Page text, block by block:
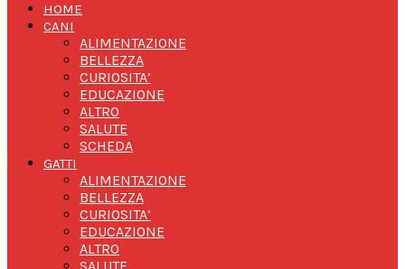
HOME
CANI
ALIMENTAZIONE
BELLEZZA
CURIOSITA’
EDUCAZIONE
ALTRO
SALUTE
SCHEDA
GATTI
ALIMENTAZIONE
BELLEZZA
CURIOSITA’
EDUCAZIONE
ALTRO